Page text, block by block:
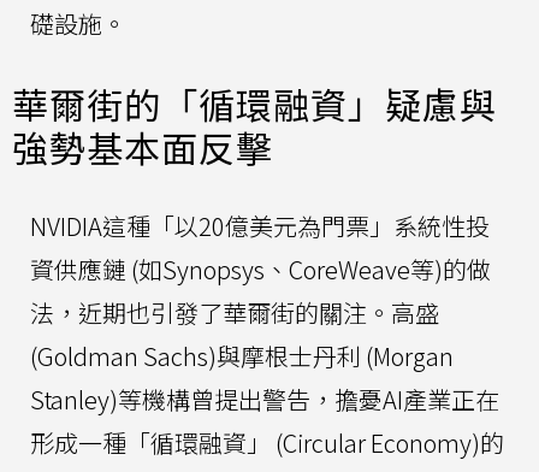
礎設施。
華爾街的「循環融資」疑慮與
強勢基本面反擊
NVIDIA這種「以20億美元為門票」系統性投
資供應鏈 (如Synopsys、CoreWeave等)的做
法，近期也引發了華爾街的關注。高盛
(Goldman Sachs)與摩根士丹利 (Morgan
Stanley)等機構曾提出警告，擔憂AI產業正在
形成一種「循環融資」 (Circular Economy)的